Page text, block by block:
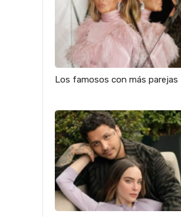
Los famosos con más parejas